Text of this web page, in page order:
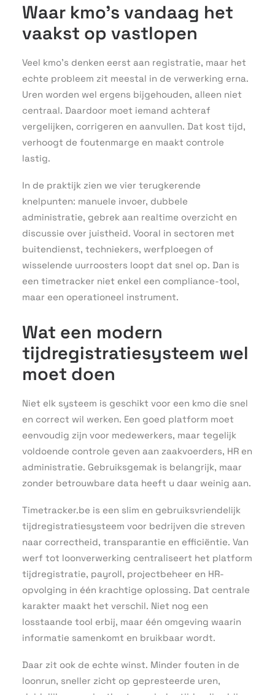
Waar kmo’s vandaag het
vaakst op vastlopen
Veel kmo’s denken eerst aan registratie, maar het
echte probleem zit meestal in de verwerking erna.
Uren worden wel ergens bijgehouden, alleen niet
centraal. Daardoor moet iemand achteraf
vergelijken, corrigeren en aanvullen. Dat kost tijd,
verhoogt de foutenmarge en maakt controle
lastig.
In de praktijk zien we vier terugkerende
knelpunten: manuele invoer, dubbele
administratie, gebrek aan realtime overzicht en
discussie over juistheid. Vooral in sectoren met
buitendienst, techniekers, werfploegen of
wisselende uurroosters loopt dat snel op. Dan is
een timetracker niet enkel een compliance-tool,
maar een operationeel instrument.
Wat een modern
tijdregistratiesysteem wel
moet doen
Niet elk systeem is geschikt voor een kmo die snel
en correct wil werken. Een goed platform moet
eenvoudig zijn voor medewerkers, maar tegelijk
voldoende controle geven aan zaakvoerders, HR en
administratie. Gebruiksgemak is belangrijk, maar
zonder betrouwbare data heeft u daar weinig aan.
Timetracker.be is een slim en gebruiksvriendelijk
tijdregistratiesysteem voor bedrijven die streven
naar correctheid, transparantie en efficiëntie. Van
werf tot loonverwerking centraliseert het platform
tijdregistratie, payroll, projectbeheer en HR-
opvolging in één krachtige oplossing. Dat centrale
karakter maakt het verschil. Niet nog een
losstaande tool erbij, maar één omgeving waarin
informatie samenkomt en bruikbaar wordt.
Daar zit ook de echte winst. Minder fouten in de
loonrun, sneller zicht op gepresteerde uren,